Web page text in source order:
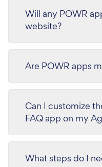
Will any POWR
website?
Are POWR apps
Can I customize
FAQ app on my
What steps do I